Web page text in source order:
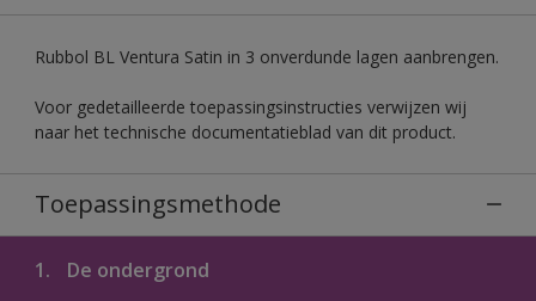
Rubbol BL Ventura Satin in 3 onverdunde lagen aanbrengen.
Voor gedetailleerde toepassingsinstructies verwijzen wij
naar het technische documentatieblad van dit product.
Toepassingsmethode
1. De ondergrond